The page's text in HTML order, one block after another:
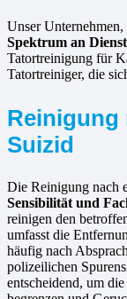
Unser
Spektrum an
Tatortreinigung für
Tatortreiniger, die
Reinigung
Suizid
Die Reinigung nach
Sensibilität und
reinigen den
umfasst die
häufig nach
polizeilichen
entscheidend, um